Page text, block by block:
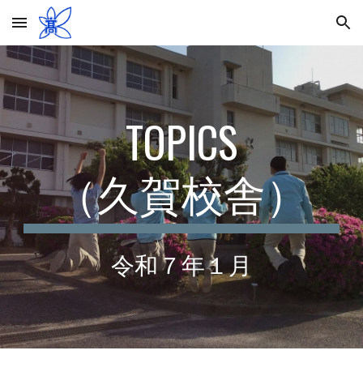
Skip to main content Skip to navigation
TOPICS
（久賀校舎）
令和７年１月